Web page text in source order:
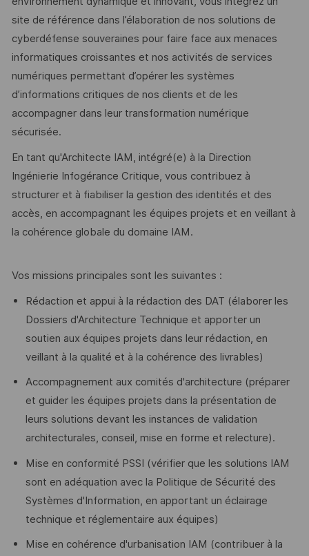
site de référence dans l’élaboration de nos solutions de
cyberdéfense souveraines pour faire face aux menaces
informatiques croissantes et nos activités de services
numériques permettant d’opérer les systèmes
d’informations critiques de nos clients et de les
accompagner dans leur transformation numérique
sécurisée.
En tant qu'Architecte IAM, intégré(e) à la Direction
Ingénierie Infogérance Critique, vous contribuez à
structurer et à fiabiliser la gestion des identités et des
accès, en accompagnant les équipes projets et en veillant à
la cohérence globale du domaine IAM.
Vos missions principales sont les suivantes :
Rédaction et appui à la rédaction des DAT (élaborer les
Dossiers d'Architecture Technique et apporter un
soutien aux équipes projets dans leur rédaction, en
veillant à la qualité et à la cohérence des livrables)
Accompagnement aux comités d'architecture (préparer
et guider les équipes projets dans la présentation de
leurs solutions devant les instances de validation
architecturales, conseil, mise en forme et relecture).
Mise en conformité PSSI (vérifier que les solutions IAM
sont en adéquation avec la Politique de Sécurité des
Systèmes d'Information, en apportant un éclairage
technique et réglementaire aux équipes)
Mise en cohérence d'urbanisation IAM (contribuer à la